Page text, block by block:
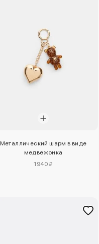
Металлический шарм в виде
медвежонка
1940 ₽